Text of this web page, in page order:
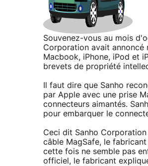
Souvenez-vous au mois
Corporation avait annoncé
Macbook, iPhone, iPod et
brevets de propriété
Il faut dire que Sanho
par Apple avec une prise
connecteurs aimantés.
pour embarquer le
Ceci dit Sanho
câble MagSafe, le
cette fois ne semble pas
officiel, le fabricant